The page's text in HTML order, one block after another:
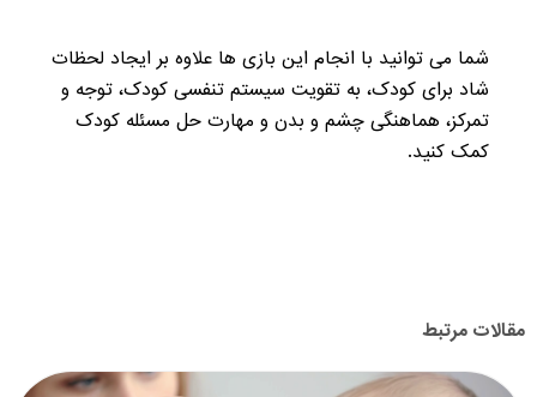
شما می توانید با انجام این بازی ها علاوه بر ایجاد لحظات
شاد برای کودک، به تقویت سیستم تنفسی کودک، توجه و
تمرکز، هماهنگی چشم و بدن و مهارت حل مسئله کودک
کمک کنید.
مقالات مرتبط